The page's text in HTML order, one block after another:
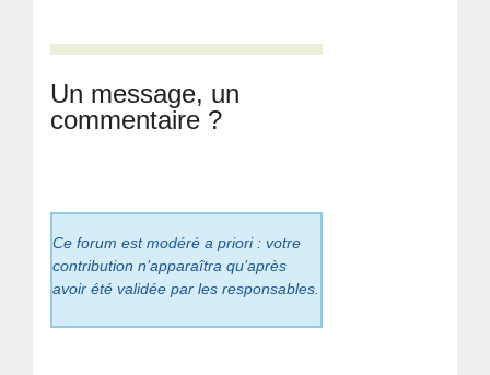
Un message, un
commentaire ?
Ce forum est modéré a priori : votre
contribution n’apparaîtra qu’après
avoir été validée par les responsables.